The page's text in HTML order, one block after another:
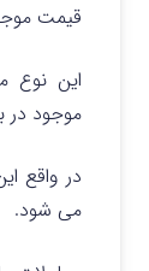
قیمت
این نوع
موجود در
در واقع
می‌ شود.